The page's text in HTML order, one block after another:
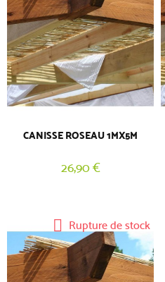
CANISSE ROSEAU 1MX5M
26,90 €
Rupture de stock